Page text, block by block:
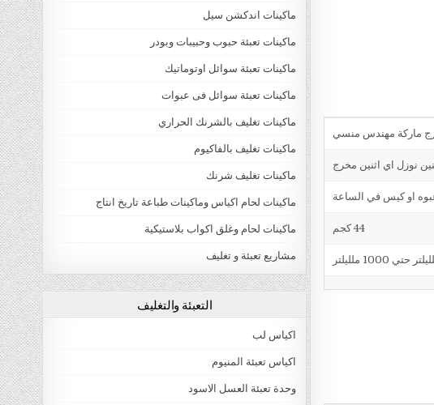
نوزل اي اثنين مخرج
44 كجم
ماكينات اندكشن سيل
ماكينات تعبئة حبوب وحبيبات وبودر
ماكينات تعبئة سوائل اوتوماتيك
ماكينات تعبئة سوائل فى عبوات
ماكينات تغليف بالشرنك الحراري
ماكينات تغليف بالفاكيوم
ماكينات تغليف شرنك
ماكينات لحام اكياس وماكينات طباعة تاريخ انتاج
ماكينات لحام وغلق اكواب بلاستيكية
مشاريع تعبئة و تغليف
التعبئة والتغليف
اكياس لب
اكياس تعبئة المنيوم
وحدة تعبئة العسل الاسود